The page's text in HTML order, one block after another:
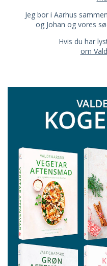
Jeg bor i Aarhus
og Johan og vores
Hvis du har
om